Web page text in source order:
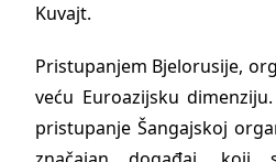
Kuvajt.
Pristupanjem Bjelorusije,
veću Euroazijsku
pristupanje Šangajskoj